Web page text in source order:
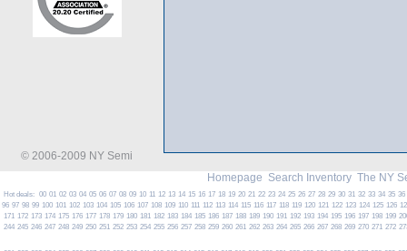
© 2006-2009 NY Semi
Homepage Search Inventory The NY
Hot deals: 00 01 02 03 04 05 06 07 08 09 10 11 12 13 14 15 16 17 18 19 20 21 22 23 24 25 26 27 28 29 30 31 32 33 34 35 36
96 97 98 99 100 101 102 103 104 105 106 107 108 109 110 111 112 113 114 115 116 117 118 119 120 121 122 123 124 125 126
171 172 173 174 175 176 177 178 179 180 181 182 183 184 185 186 187 188 189 190 191 192 193 194 195 196 197 198 199
244 245 246 247 248 249 250 251 252 253 254 255 256 257 258 259 260 261 262 263 264 265 266 267 268 269 270 271 272